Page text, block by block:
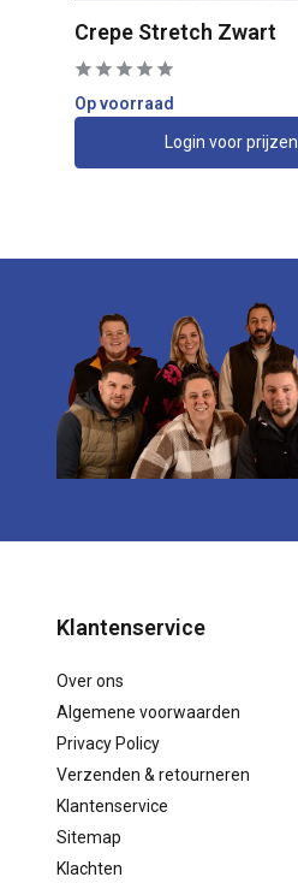
Crepe Stretch Zwart
Op voorraad
Login voor prijzen
Klantenservice
Over ons
Algemene voorwaarden
Privacy Policy
Verzenden & retourneren
Klantenservice
Sitemap
Klachten